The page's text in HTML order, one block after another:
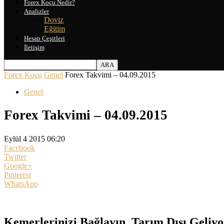
Forex Koçu Nedir?
Analizler
Doviz
Eğitim
Hesap Çeşitleri
İletişim
Forex Koçu Genel Forex Takvimi – 04.09.2015
Genel
Forex Takvimi – 04.09.2015
Eylül 4 2015 06:20
Facebook
Twitter
Google+
Pinterest
WhatsApp